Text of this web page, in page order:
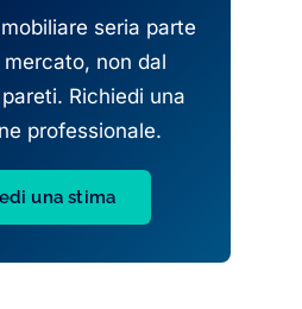
seria parte
non dal
Richiedi una
professionale.
una stima